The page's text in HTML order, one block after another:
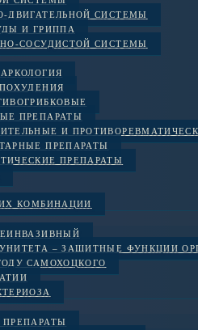
ДВИГАТЕЛЬНОЙ СИСТЕМЫ
И ГРИППА
СОСУДИСТОЙ СИСТЕМЫ
ПРЕПАРАТЫ
И
ПРЕПАРАТЫ
ПРЕПАРАТЫ
КОМБИНАЦИИ
– ЗАЩИТНЫЕ ФУНКЦИИ
САМОХОЦКОГО